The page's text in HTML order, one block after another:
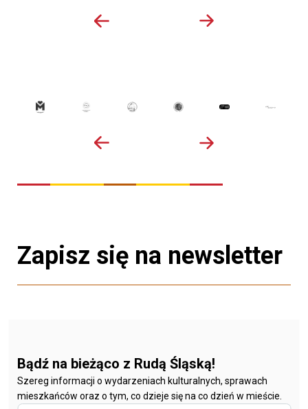
Zapisz się na newsletter
Bądź na bieżąco z Rudą Śląską!
Szereg informacji o wydarzeniach kulturalnych, sprawach
mieszkańców oraz o tym, co dzieje się na co dzień w mieście.